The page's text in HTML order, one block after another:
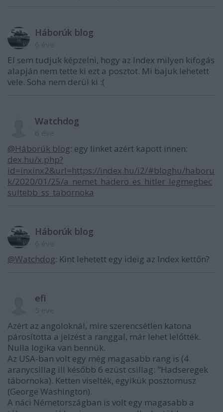
Háborúk blog
El sem tudjuk képzelni, hogy az Index milyen kifogás
alapján nem tette ki ezt a posztot. Mi bajuk lehetett
vele. Soha nem derül ki :(
Watchdog
@Háborúk blog: egy linket azért kapott innen:
dex.hu/x.php?
id=inxinx2&url=https://index.hu/i2/#bloghu/haboru
k/2020/01/25/a_nemet_hadero_es_hitler_legmegbec
sultebb_ss_tabornoka
Háborúk blog
@Watchdog: Kint lehetett egy ideig az Index kettőn?
efi
Azért az angoloknál, mire szerencsétlen katona
párosította a jelzést a ranggal, már lehet lelőtték.
Nulla logika van bennük.
Az USA-ban volt egy még magasabb rang is (4
aranycsillag ill később 6 ezüst csillag: "Hadseregek
tábornoka). Ketten viselték, egyikük posztomusz
(George Washington).
A náci Németországban is volt egy magasabb a